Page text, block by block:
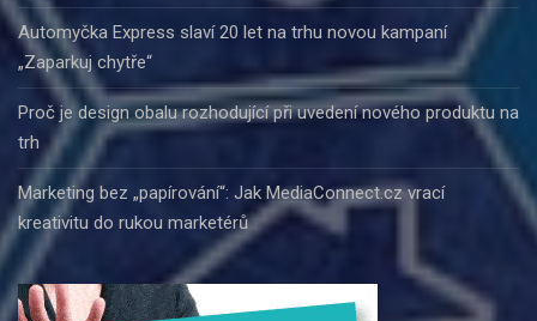
Automyčka Express slaví 20 let na trhu novou kampaní
„Zaparkuj chytře“
Proč je design obalu rozhodující při uvedení nového produktu na
trh
Marketing bez „papírování“: Jak MediaConnect.cz vrací
kreativitu do rukou marketérů